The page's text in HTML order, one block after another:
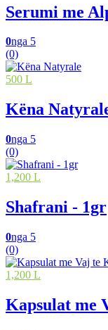
Serumi me
0nga 5
(0)
500 L
Këna
0nga 5
(0)
1,200 L
Shafrani - 1gr
0nga 5
(0)
1,200 L
Kapsulat me